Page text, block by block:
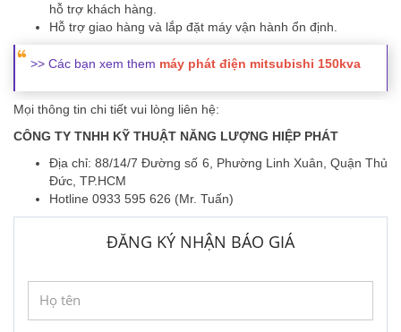
hỗ trợ khách hàng.
Hỗ trợ giao hàng và lắp đặt máy vận hành ổn định.
>> Các bạn xem them máy phát điện mitsubishi 150kva
Mọi thông tin chi tiết vui lòng liên hệ:
CÔNG TY TNHH KỸ THUẬT NĂNG LƯỢNG HIỆP PHÁT
Địa chỉ: 88/14/7 Đường số 6, Phường Linh Xuân, Quận Thủ
Đức, TP.HCM
Hotline 0933 595 626 (Mr. Tuấn)
ĐĂNG KÝ NHẬN BÁO GIÁ